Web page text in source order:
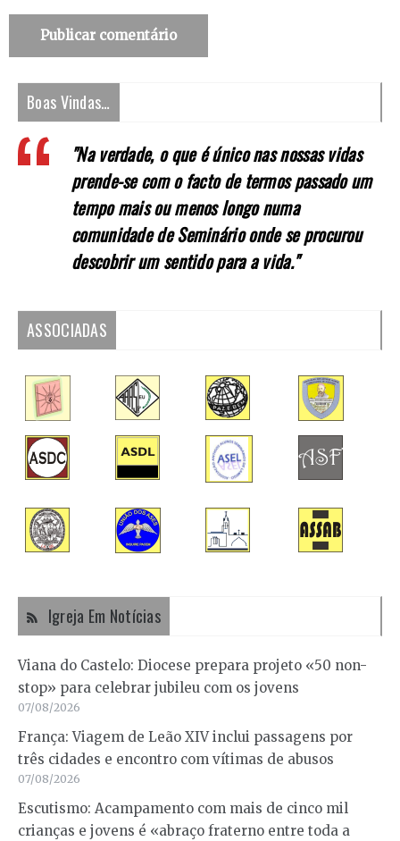
Boas Vindas…
"Na verdade, o que é único nas nossas vidas
prende-se com o facto de termos passado um
tempo mais ou menos longo numa
comunidade de Seminário onde se procurou
descobrir um sentido para a vida."
ASSOCIADAS
Igreja Em Notícias
Viana do Castelo: Diocese prepara projeto «50 non-
stop» para celebrar jubileu com os jovens
07/08/2026
França: Viagem de Leão XIV inclui passagens por
três cidades e encontro com vítimas de abusos
07/08/2026
Escutismo: Acampamento com mais de cinco mil
crianças e jovens é «abraço fraterno entre toda a